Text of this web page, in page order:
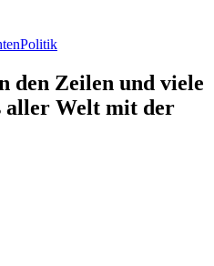
Politik
den Zeilen und viele
aller Welt mit der